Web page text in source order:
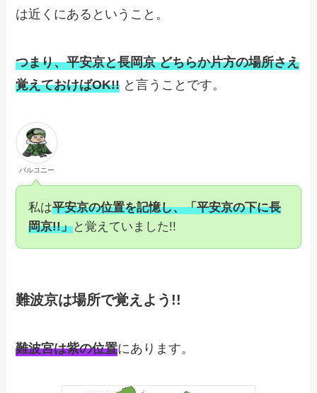
は近くにあるということ。
つまり、平安京と長岡京 どちらか片方の場所さえ
覚えておけばOK!! と言うことです。
バルコニー
私は平安京の位置を記憶し、「平安京の下に長
岡京!!」と覚えていました!!
難波京は場所で覚えよう!!
難波宮は紫の位置にあります。